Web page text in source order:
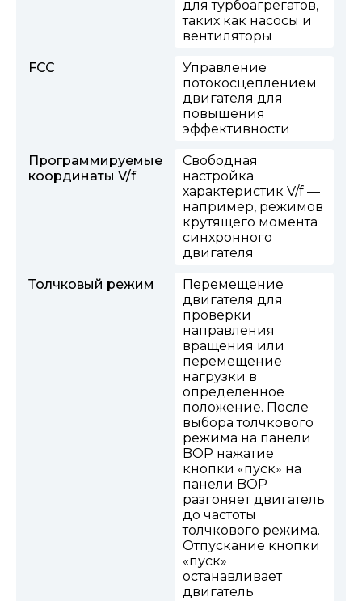
для турбоагрегатов,
таких как насосы и
вентиляторы
FCC
Управление
потокосцеплением
двигателя для
повышения
эффективности
Программируемые
координаты V/f
Свободная
настройка
характеристик V/f —
например, режимов
крутящего момента
синхронного
двигателя
Толчковый режим
Перемещение
двигателя для
проверки
направления
вращения или
перемещение
нагрузки в
определенное
положение. После
выбора толчкового
режима на панели
BOP нажатие
кнопки «пуск» на
панели BOP
разгоняет двигатель
до частоты
толчкового режима.
Отпускание кнопки
«пуск»
останавливает
двигатель